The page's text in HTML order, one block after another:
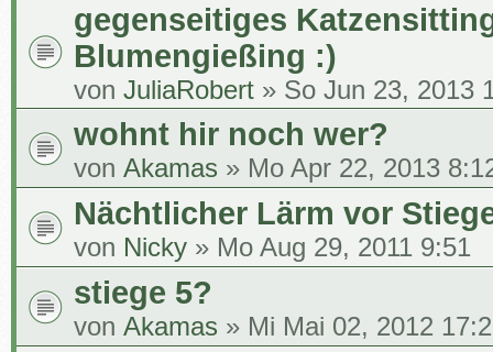
gegenseitiges
Blumengießing :)
von JuliaRobert » So Jun 23, 2013
wohnt hir noch wer?
von Akamas » Mo Apr 22, 2013
Nächtlicher Lärm vor
von Nicky » Mo Aug 29, 2011 9:51
stiege 5?
von Akamas » Mi Mai 02, 2012